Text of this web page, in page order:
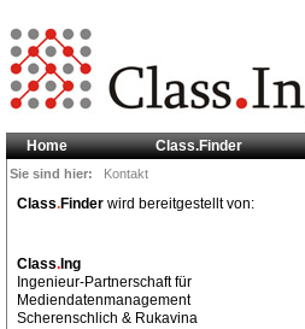
Sie sind hier: Kontakt
Home Class.Finder
Class.Finder wird bereitgestellt von:
Class. Ing
Ingenieur-Partnerschaft für
Mediendatenmanagement
Scherenschlich & Rukavina